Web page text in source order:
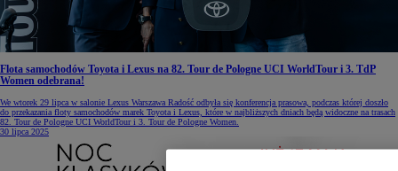
Flota samochodów Toyota i Lexus na 82. Tour de Pologne UCI WorldTour i 3. TdP
Women odebrana!
We wtorek 29 lipca w salonie Lexus Warszawa Radość odbyła się konferencja prasowa, podczas której doszło
do przekazania floty samochodów marek Toyota i Lexus, które w najbliższych dniach będą widoczne na trasach
82. Tour de Pologne UCI WorldTour i 3. Tour de Pologne Women.
30 lipca 2025